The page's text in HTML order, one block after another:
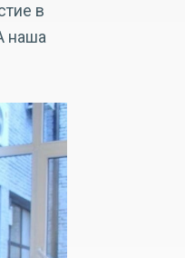
в
наша